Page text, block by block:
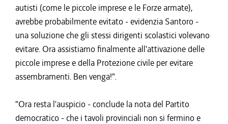
autisti (come le piccole imprese e le Forze armate),
avrebbe probabilmente evitato - evidenzia Santoro -
una soluzione che gli stessi dirigenti scolastici volevano
evitare. Ora assistiamo finalmente all'attivazione delle
piccole imprese e della Protezione civile per evitare
assembramenti. Ben venga!".
"Ora resta l'auspicio - conclude la nota del Partito
democratico - che i tavoli provinciali non si fermino e